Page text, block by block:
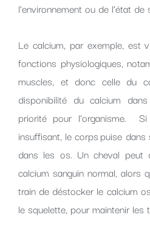
l’environnement ou de l’état de
Le calcium, par exemple, est
fonctions physiologiques,
muscles, et donc celle du
disponibilité du calcium
priorité pour l’organisme.
insuffisant, le corps puise
dans les os. Un cheval peut
calcium sanguin normal, alors
train de déstocker le calcium
le squelette, pour maintenir les